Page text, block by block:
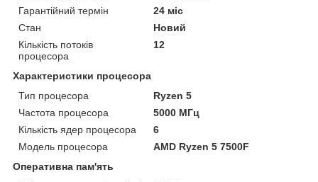
Гарантійний термін
24 міс
Стан
Новий
Кількість потоків
процесора
12
Характеристики процесора
Тип процесора
Ryzen 5
Частота процесора
5000 МГц
Кількість ядер процесора
6
Модель процесора
AMD Ryzen 5 7500F
Оперативна пам'ять